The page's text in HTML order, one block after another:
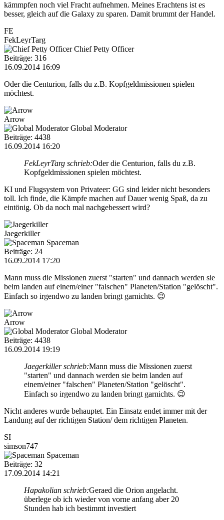
kämmpfen noch viel Fracht aufnehmen. Meines Erachtens ist es
besser, gleich auf die Galaxy zu sparen. Damit brummt der Handel.
FE
FekLeyrTarg
Chief Petty Officer
Beiträge: 316
16.09.2014 16:09
Oder die Centurion, falls du z.B. Kopfgeldmissionen spielen
möchtest.
Arrow
Global Moderator
Beiträge: 4438
16.09.2014 16:20
FekLeyrTarg schrieb:Oder die Centurion, falls du z.B.
Kopfgeldmissionen spielen möchtest.
KI und Flugsystem von Privateer: GG sind leider nicht besonders
toll. Ich finde, die Kämpfe machen auf Dauer wenig Spaß, da zu
eintönig. Ob da noch mal nachgebessert wird?
Jaegerkiller
Spaceman
Beiträge: 24
16.09.2014 17:20
Mann muss die Missionen zuerst "starten" und dannach werden sie
beim landen auf einem/einer "falschen" Planeten/Station "gelöscht".
Einfach so irgendwo zu landen bringt garnichts. 😉
Arrow
Global Moderator
Beiträge: 4438
16.09.2014 19:19
Jaegerkiller schrieb:Mann muss die Missionen zuerst
"starten" und dannach werden sie beim landen auf
einem/einer "falschen" Planeten/Station "gelöscht".
Einfach so irgendwo zu landen bringt garnichts. 😉
Nicht anderes wurde behauptet. Ein Einsatz endet immer mit der
Landung auf der richtigen Station/ dem richtigen Planeten.
SI
simson747
Spaceman
Beiträge: 32
17.09.2014 14:21
Hapakolian schrieb:Geraed die Orion angelacht.
überlege ob ich wieder von vorne anfang aber 20
Stunden hab ich bestimmt investiert